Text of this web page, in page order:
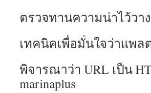
ตรวจทานความน่าไว้วา
เทคนิคเพื่อมั่นใจว่าแพ
พิจารณาว่า URL เป็น
marinaplus